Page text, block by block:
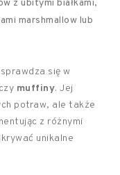
z ubitymi białkami,
marshmallow lub
się w
czy muffiny. Jej
potraw, ale także
z różnymi
unikalne